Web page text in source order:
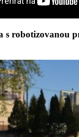
s robotizovanou